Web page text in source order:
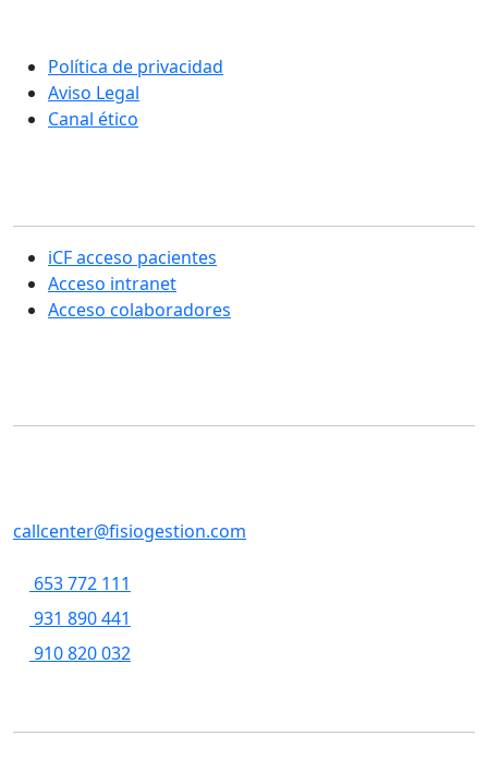
Política de privacidad
Aviso Legal
Canal ético
iCF acceso pacientes
Acceso intranet
Acceso colaboradores
callcenter@fisiogestion.com
653 772 111
931 890 441
910 820 032